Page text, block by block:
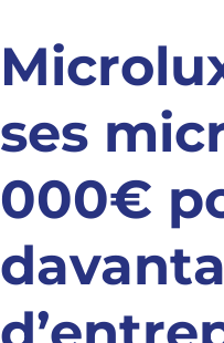
ses
000€